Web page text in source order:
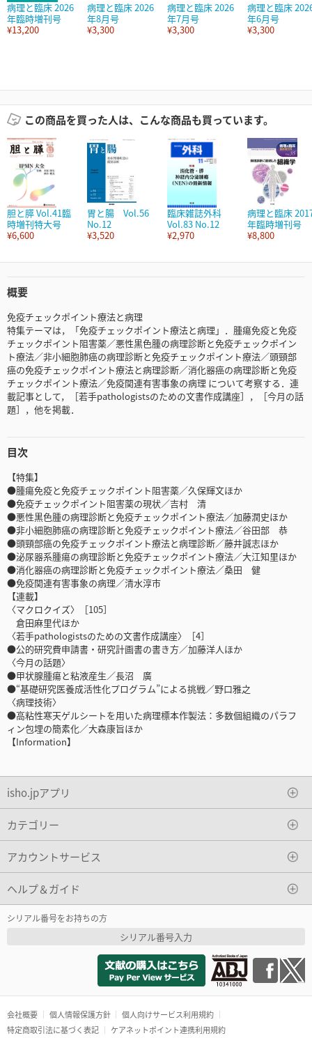
病理と臨床 2026
年臨時増刊号
¥13,200
病理と臨床 2026
年8月号
¥3,300
病理と臨床 2026
年7月号
¥3,300
病理と臨床
年6月号
¥3,300
この商品を買った人は、こんな商品も買っています。
胆と膵 Vol.41臨
時増刊特大号
¥6,600
胃と腸 Vol.56
No.12
¥3,520
臨床雑誌外科
Vol.83 No.12
¥2,970
病理と臨床
年臨時増刊号
¥8,800
概要
免疫チェックポイント療法と病理
特集テーマは，「免疫チェックポイント療法と病理」．腫瘍免疫と免疫
チェックポイント阻害薬／悪性黒色腫の病理診断と免疫チェックポイン
ト療法／非小細胞肺癌の病理診断と免疫チェックポイント療法／頭頸部
癌の免疫チェックポイント療法と病理診断／消化器癌の病理診断と免疫
チェックポイント療法／免疫関連有害事象の病理 について考察する．連
載記事として，［若手pathologistsのための文書作成講座］，［今月の話
題］，他を掲載．
目次
【特集】
●腫瘍免疫と免疫チェックポイント阻害薬／久保輝文ほか
●免疫チェックポイント阻害薬の現状／吉村 清
●悪性黒色腫の病理診断と免疫チェックポイント療法／加藤潤史ほか
●非小細胞肺癌の病理診断と免疫チェックポイント療法／谷田部 恭
●頭頸部癌の免疫チェックポイント療法と病理診断／藤井誠志ほか
●泌尿器系腫瘍の病理診断と免疫チェックポイント療法／大江知里ほか
●消化器癌の病理診断と免疫チェックポイント療法／桑田 健
●免疫関連有害事象の病理／清水淳市
【連載】
〈マクロクイズ〉［105］
倉田麻里代ほか
〈若手pathologistsのための文書作成講座〉［4］
●公的研究費申請書・研究計画書の書き方／加藤洋人ほか
〈今月の話題〉
●甲状腺腫瘍と粘液産生／長沼 廣
●“基礎研究医養成活性化プログラム”による挑戦／野口雅之
〈病理技術〉
●高粘性寒天ゲルシートを用いた病理標本作製法：多数個組織のパラフ
ィン包埋の簡素化／大森康旨ほか
【Information】
isho.jpアプリ
カテゴリー
アカウントサービス
ヘルプ＆ガイド
シリアル番号をお持ちの方
シリアル番号入力
会社概要 個人情報保護方針
個人向けサービス利用規約
特定商取引法に基づく表記
ケアネットポイント連携利用規約